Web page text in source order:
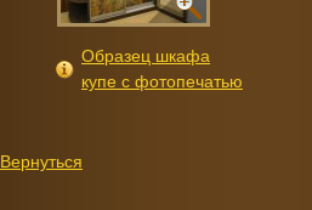
Образец шкафа
купе с фотопечатью
Вернуться